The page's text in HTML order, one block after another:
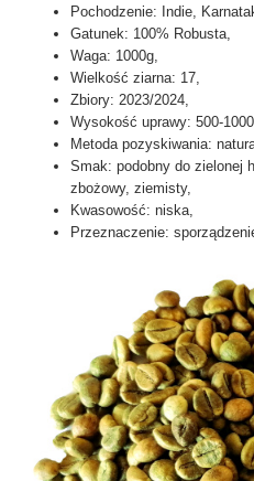
Pochodzenie: Indie,
Gatunek: 100% Robusta,
Waga: 1000g,
Wielkość ziarna: 17,
Zbiory: 2023/2024,
Wysokość uprawy: 500-
Metoda pozyskiwania:
Smak: podobny do zielonej
zbożowy, ziemisty,
Kwasowość: niska,
Przeznaczenie: